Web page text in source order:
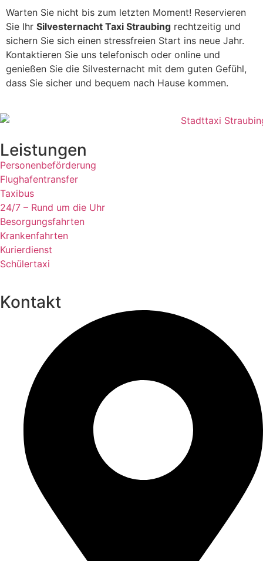
Warten Sie nicht bis zum letzten Moment! Reservieren
Sie Ihr Silvesternacht Taxi Straubing rechtzeitig und
sichern Sie sich einen stressfreien Start ins neue Jahr.
Kontaktieren Sie uns telefonisch oder online und
genießen Sie die Silvesternacht mit dem guten Gefühl,
dass Sie sicher und bequem nach Hause kommen.
Leistungen
Personenbeförderung
Flughafentransfer
Taxibus
24/7 – Rund um die Uhr
Besorgungsfahrten
Krankenfahrten
Kurierdienst
Schülertaxi
Kontakt